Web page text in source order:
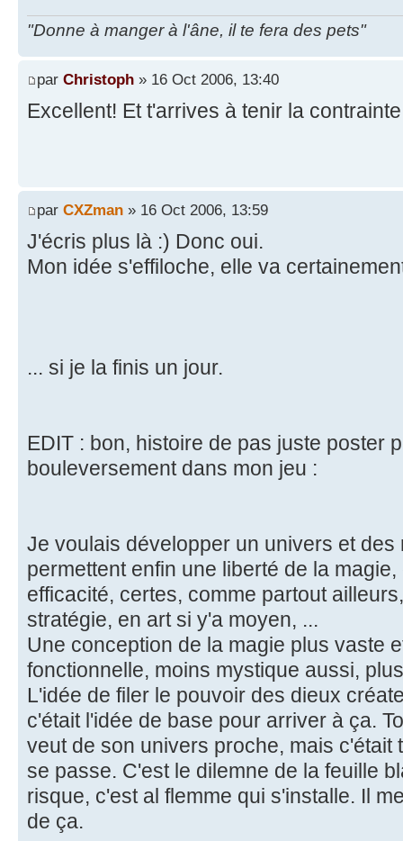
"Donne à manger à l'âne, il te fera des pets"
par Christoph » 16 Oct 2006, 13:40
Excellent! Et t'arrives à tenir la
par CXZman » 16 Oct 2006, 13:59
J'écris plus là :) Donc oui.
Mon idée s'effiloche, elle va
... si je la finis un jour.
EDIT : bon, histoire de pas juste poster
bouleversement dans mon jeu :
Je voulais développer un univers et des
permettent enfin une liberté de la
efficacité, certes, comme partout
stratégie, en art si y'a moyen, ...
Une conception de la magie plus vaste
fonctionnelle, moins mystique aussi,
L'idée de filer le pouvoir des dieux
c'était l'idée de base pour arriver à ça.
veut de son univers proche, mais c'était
se passe. C'est le dilemne de la feuille
risque, c'est al flemme qui s'installe. Il
de ça.